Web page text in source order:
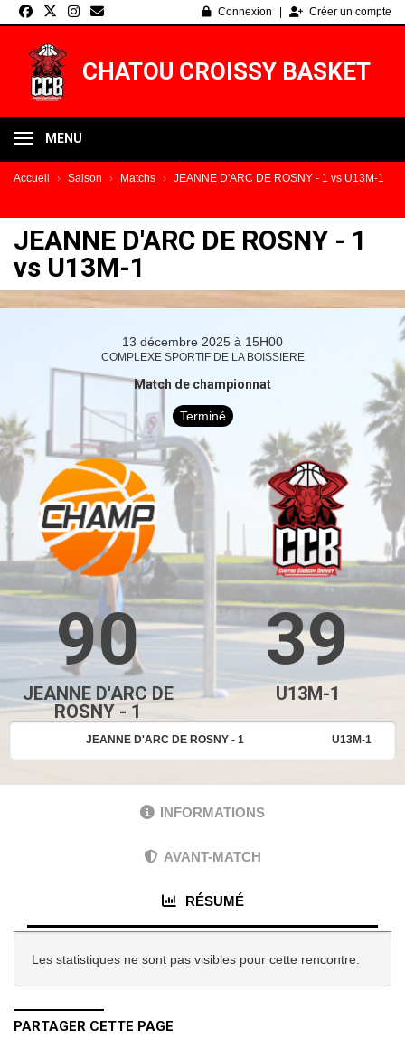
Connexion Créer un compte
CHATOU CROISSY BASKET
MENU
Accueil Saison Matchs JEANNE D'ARC DE ROSNY - 1 vs U13M-1
JEANNE D'ARC DE ROSNY - 1
vs U13M-1
13 décembre 2025 à 15H00
COMPLEXE SPORTIF DE LA BOISSIERE
Match de championnat
Terminé
90 39
JEANNE D'ARC DE
ROSNY - 1
U13M-1
JEANNE D'ARC DE ROSNY - 1 U13M-1
INFORMATIONS
AVANT-MATCH
RÉSUMÉ
Les statistiques ne sont pas visibles pour cette rencontre.
PARTAGER CETTE PAGE
Panneau de gestion des cookies